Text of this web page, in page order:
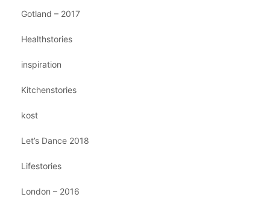
Gotland – 2017
Healthstories
inspiration
Kitchenstories
kost
Let’s Dance 2018
Lifestories
London – 2016